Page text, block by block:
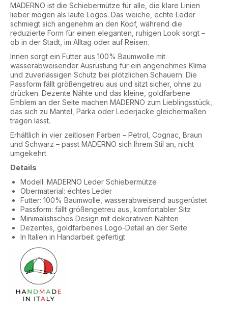
MADERNO ist die Schiebermütze für alle, die klare Linien
lieber mögen als laute Logos. Das weiche, echte Leder
schmiegt sich angenehm an den Kopf, während die
reduzierte Form für einen eleganten, ruhigen Look sorgt –
ob in der Stadt, im Alltag oder auf Reisen.
Innen sorgt ein Futter aus 100% Baumwolle mit
wasserabweisender Ausrüstung für ein angenehmes Klima
und zuverlässigen Schutz bei plötzlichen Schauern. Die
Passform fällt größengetreu aus und sitzt sicher, ohne zu
drücken. Dezente Nähte und das kleine, goldfarbene
Emblem an der Seite machen MADERNO zum Lieblingsstück,
das sich zu Mantel, Parka oder Lederjacke gleichermaßen
tragen lässt.
Erhältlich in vier zeitlosen Farben – Petrol, Cognac, Braun
und Schwarz – passt MADERNO sich Ihrem Stil an, nicht
umgekehrt.
Details
Modell: MADERNO Leder Schiebermütze
Obermaterial: echtes Leder
Futter: 100% Baumwolle, wasserabweisend ausgerüstet
Passform: fällt größengetreu aus, komfortabler Sitz
Minimalistisches Design mit dekorativen Nähten
Dezentes, goldfarbenes Logo-Detail an der Seite
In Italien in Handarbeit gefertigt